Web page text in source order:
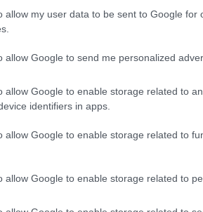
allow my user data to be sent to Google for
allow Google to send me personalized
allow Google to enable storage related to
identifiers in apps.
allow Google to enable storage related to
allow Google to enable storage related to
31.05.2026 | 08:05